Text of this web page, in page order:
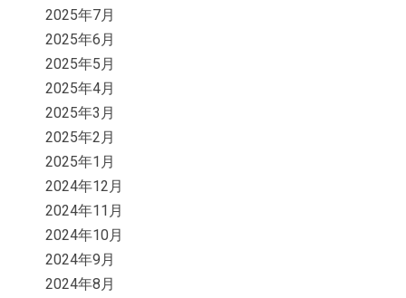
2025年7月
2025年6月
2025年5月
2025年4月
2025年3月
2025年2月
2025年1月
2024年12月
2024年11月
2024年10月
2024年9月
2024年8月